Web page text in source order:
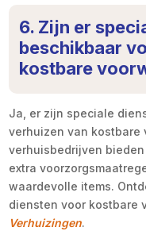
6. Zijn er
beschikbaar
kostbare
Ja, er zijn speciale
verhuizen van kostbare
verhuisbedrijven
extra
waardevolle items.
diensten voor kostbare
Verhuizingen.